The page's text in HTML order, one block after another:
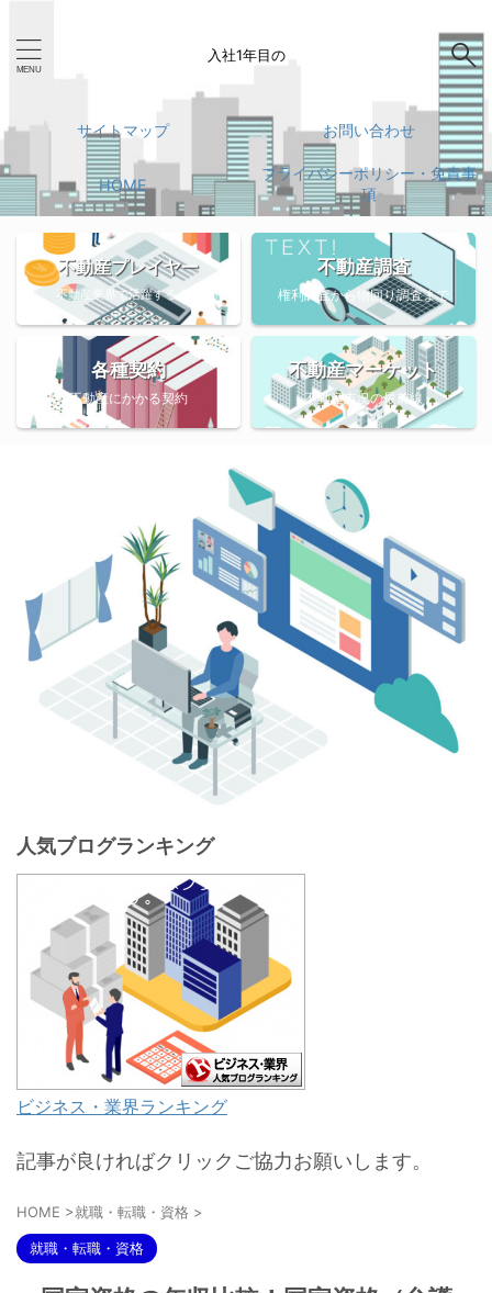
入社1年目の
サイトマップ お問い合わせ
HOME
プライバシーポリシー・免責事
項
不動産プレイヤー
不動産業界で活躍する人々
不動産調査
権利調査から物回り調査まで
各種契約
不動産にかかる契約
不動産マーケット
不動産市況の最前線
人気ブログランキング
ビジネス・業界ランキング
記事が良ければクリックご協力お願いします。
HOME >就職・転職・資格 >
就職・転職・資格